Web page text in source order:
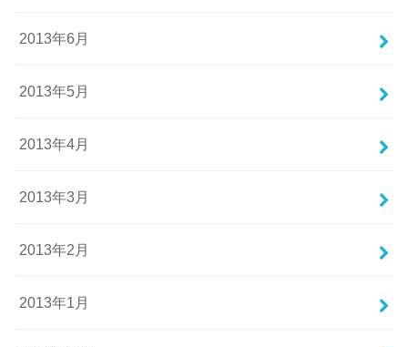
2013年6月
2013年5月
2013年4月
2013年3月
2013年2月
2013年1月